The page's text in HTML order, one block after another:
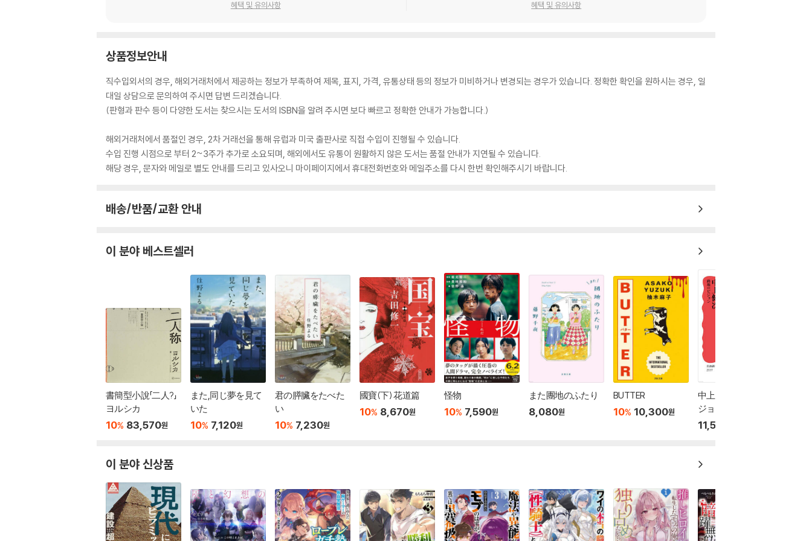
혜택 및 유의사항 혜택 및 유의사항
상품정보안내
직수입외서의 경우, 해외거래처에서 제공하는 정보가 부족하여 제목, 표지, 가격, 유통상태 등의 정보가 미비하거나 변경되는 경우가 있습니다. 정확한 확인을 원하시는 경우, 일
대일 상담으로 문의하여 주시면 답변 드리겠습니다.
(판형과 판수 등이 다양한 도서는 찾으시는 도서의 ISBN을 알려 주시면 보다 빠르고 정확한 안내가 가능합니다.)
해외거래처에서 품절인 경우, 2차 거래선을 통해 유럽과 미국 출판사로 직접 수입이 진행될 수 있습니다.
수입 진행 시점으로 부터 2~3주가 추가로 소요되며, 해외에서도 유통이 원활하지 않은 도서는 품절 안내가 지연될 수 있습니다.
해당 경우, 문자와 메일로 별도 안내를 드리고 있사오니 마이페이지에서 휴대전화번호와 메일주소를 다시 한번 확인해주시기 바랍니다.
배송/반품/교환 안내
이 분야 베스트셀러
書簡型小說「二人?」
ヨルシカ
10% 83,570원
また,同じ夢を見て
いた
10% 7,120원
君の膵臟をたべた
い
10% 7,230원
國寶(下) 花道篇
10% 8,670원
怪物
10% 7,590원
また團地のふたり
8,080원
BUTTER
10% 10,300원
中上健次 路地のビ
ジョン
11,570
이 분야 신상품